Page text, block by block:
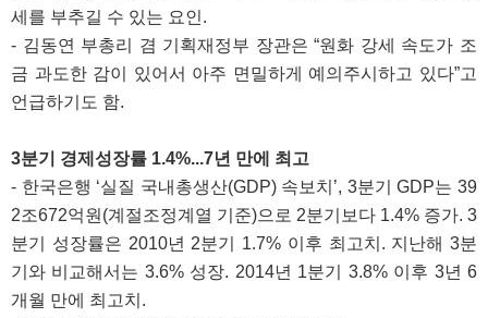
세를 부추길 수 있는 요인.
- 김동연 부총리 겸 기획재정부 장관은 “원화 강세 속도가 조
금 과도한 감이 있어서 아주 면밀하게 예의주시하고 있다”고
언급하기도 함.
3분기 경제성장률 1.4%...7년 만에 최고
- 한국은행 ‘실질 국내총생산(GDP) 속보치’, 3분기 GDP는 39
2조672억원(계절조정계열 기준)으로 2분기보다 1.4% 증가. 3
분기 성장률은 2010년 2분기 1.7% 이후 최고치. 지난해 3분
기와 비교해서는 3.6% 성장. 2014년 1분기 3.8% 이후 3년 6
개월 만에 최고치.